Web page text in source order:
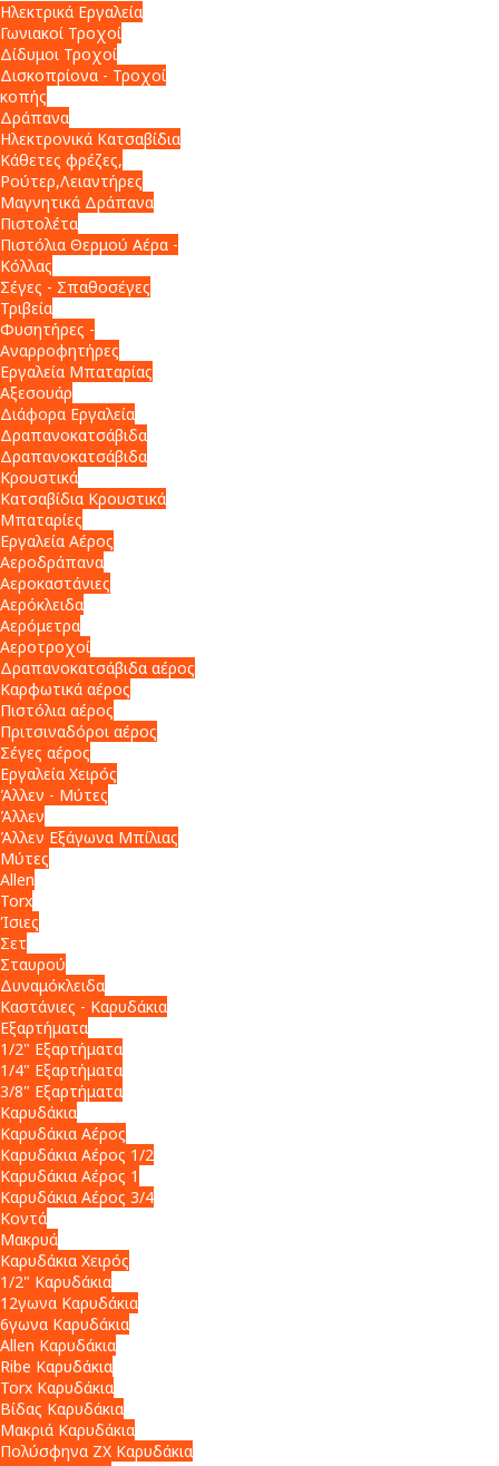
Ηλεκτρικά Εργαλεία
Γωνιακοί Τροχοί
Δίδυμοι Τροχοί
Δισκοπρίονα - Τροχοί
κοπής
Δράπανα
Ηλεκτρονικά Κατσαβίδια
Κάθετες φρέζες,
Ρούτερ,Λειαντήρες
Μαγνητικά Δράπανα
Πιστολέτα
Πιστόλια Θερμού Αέρα -
Κόλλας
Σέγες - Σπαθοσέγες
Τριβεία
Φυσητήρες -
Αναρροφητήρες
Εργαλεία Μπαταρίας
Αξεσουάρ
Διάφορα Εργαλεία
Δραπανοκατσάβιδα
Δραπανοκατσάβιδα
Κρουστικά
Κατσαβίδια Κρουστικά
Μπαταρίες
Εργαλεία Αέρος
Αεροδράπανα
Αεροκαστάνιες
Αερόκλειδα
Αερόμετρα
Αεροτροχοί
Δραπανοκατσάβιδα αέρος
Καρφωτικά αέρος
Πιστόλια αέρος
Πριτσιναδόροι αέρος
Σέγες αέρος
Εργαλεία Χειρός
Άλλεν - Μύτες
Άλλεν
Άλλεν Εξάγωνα Μπίλιας
Μύτες
Allen
Torx
Ίσιες
Σετ
Σταυρού
Δυναμόκλειδα
Καστάνιες - Καρυδάκια
Εξαρτήματα
1/2" Εξαρτήματα
1/4" Εξαρτήματα
3/8" Εξαρτήματα
Καρυδάκια
Καρυδάκια Αέρος
Καρυδάκια Αέρος 1/2
Καρυδάκια Αέρος 1
Καρυδάκια Αέρος 3/4
Κοντά
Μακρυά
Καρυδάκια Χειρός
1/2" Καρυδάκια
12γωνα Καρυδάκια
6γωνα Καρυδάκια
Allen Καρυδάκια
Ribe Καρυδάκια
Torx Καρυδάκια
Βίδας Καρυδάκια
Μακριά Καρυδάκια
Πολύσφηνα ZX Καρυδάκια